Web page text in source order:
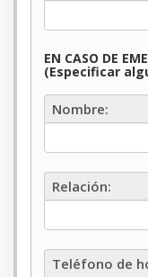
lugar
contactarlo:
EN CASO DE
(Especificar
Nombre
Nombre:
Relación
Relación:
Teléfono
deTeléfono de